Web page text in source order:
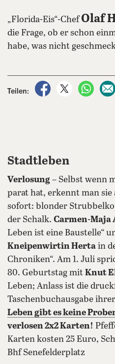
„Florida-Eis“-ChefOlaf
die Frage, ob er schon
habe, was nicht
Teilen:
auf Facebook teilen
auf X teilen
per
Stadtleben
Verlosung – Selbst wenn
parat hat, erkennt man
sofort: blonder
der Schalk. Carmen-Maja
Leben ist eine Baustelle“
Kneipenwirtin Herta in
Chroniken“. Am 1. Juli
80. Geburtstag mit Knut
Leben; Anlass ist die
Taschenbuchausgabe ihrer
Leben gibt es keine
verlosen 2x2 Karten!
Karten kosten 25 Euro,
Bhf Senefelderplatz